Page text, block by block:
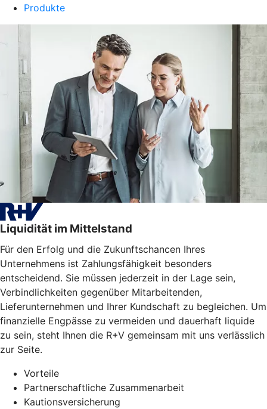
Produkte
Liquidität im Mittelstand
Für den Erfolg und die Zukunftschancen Ihres
Unternehmens ist Zahlungsfähigkeit besonders
entscheidend. Sie müssen jederzeit in der Lage sein,
Verbindlichkeiten gegenüber Mitarbeitenden,
Lieferunternehmen und Ihrer Kundschaft zu begleichen. Um
finanzielle Engpässe zu vermeiden und dauerhaft liquide
zu sein, steht Ihnen die R+V gemeinsam mit uns verlässlich
zur Seite.
Vorteile
Partnerschaftliche Zusammenarbeit
Kautionsversicherung